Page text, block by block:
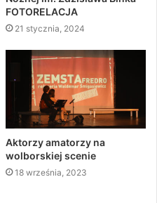
FOTORELACJA
21 stycznia, 2024
Aktorzy amatorzy na
wolborskiej scenie
18 września, 2023